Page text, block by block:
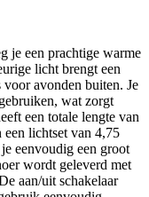
je een prachtige warme
licht brengt een
avonden buiten. Je
wat zorgt
een totale lengte van
een lichtset van 4,75
eenvoudig een groot
wordt geleverd met
aan/uit schakelaar